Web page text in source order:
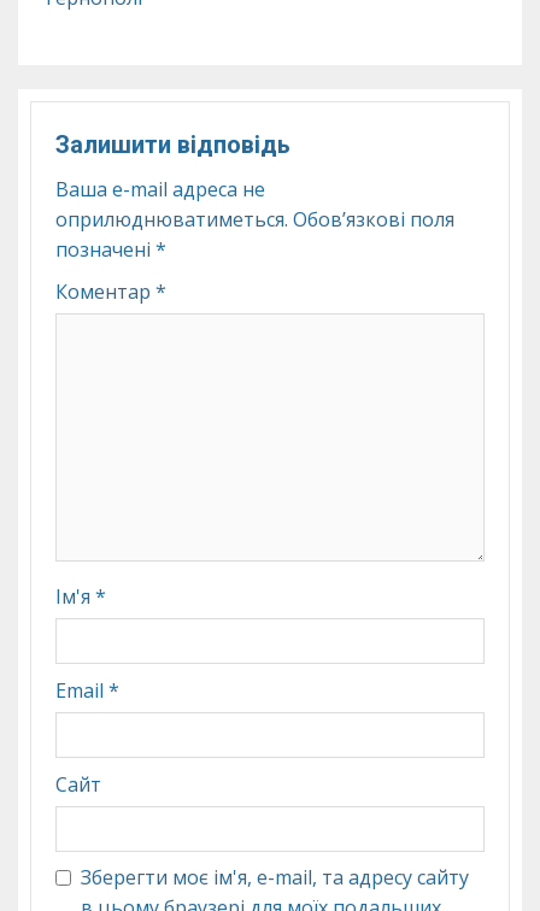
Залишити відповідь
Ваша e-mail адреса не
оприлюднюватиметься. Обов’язкові поля
позначені *
Коментар *
Ім'я *
Email *
Сайт
Зберегти моє ім'я, e-mail, та адресу сайту